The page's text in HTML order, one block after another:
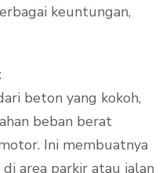
keuntungan,
beton yang kokoh,
beban berat
Ini membuatnya
area parkir atau jalan